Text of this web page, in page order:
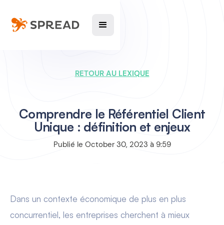
RETOUR AU LEXIQUE
Comprendre le Référentiel Client
Unique : définition et enjeux
Publié le October 30, 2023 à 9:59
Dans un contexte économique de plus en plus
concurrentiel, les entreprises cherchent à mieux